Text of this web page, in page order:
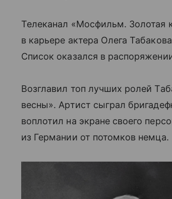
Телеканал «Мосфильм. Золотая
в карьере актера Олега
Список оказался в
Возглавил топ лучших ролей
весны». Артист сыграл
воплотил на экране своего
из Германии от потомков немца.